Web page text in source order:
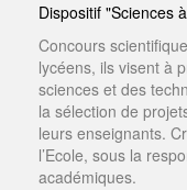
Dispositif "Sciences
Concours
lycéens, ils visent à
sciences et des
la sélection de
leurs enseignants.
l’Ecole, sous la
académiques.